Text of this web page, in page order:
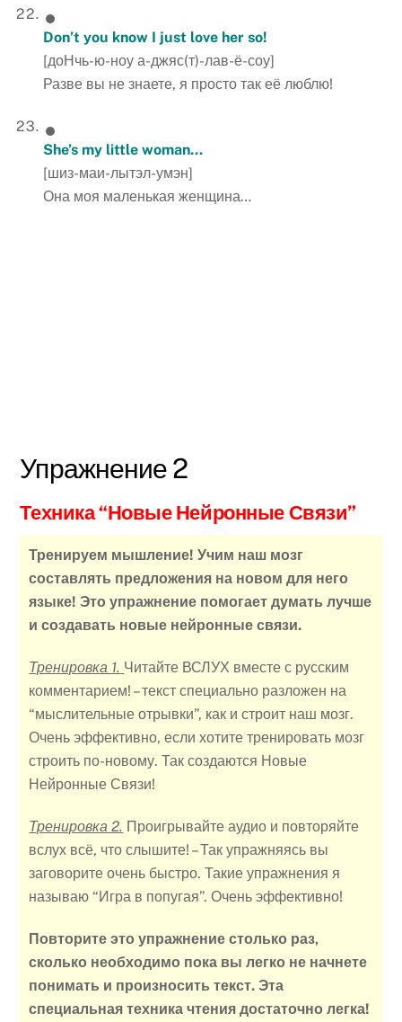
Don’t you know I just love her so!
[доНчь-ю-ноу а-джяс(т)-лав-ё-соу]
Разве вы не знаете, я просто так её люблю!
She’s my little woman…
[шиз-маи-лытэл-умэн]
Она моя маленькая женщина…
Упражнение 2
Техника “Новые Нейронные Связи”
Тренируем мышление! Учим наш мозг
составлять предложения на новом для него
языке! Это упражнение помогает думать лучше
и создавать новые нейронные связи.
Тренировка 1. Читайте ВСЛУХ вместе с русским
комментарием! – текст специально разложен на
“мыслительные отрывки”, как и строит наш мозг.
Очень эффективно, если хотите тренировать мозг
строить по-новому. Так создаются Новые
Нейронные Связи!
Тренировка 2. Проигрывайте аудио и повторяйте
вслух всё, что слышите! – Так упражняясь вы
заговорите очень быстро. Такие упражнения я
называю “Игра в попугая”. Очень эффективно!
Повторите это упражнение столько раз,
сколько необходимо пока вы легко не начнете
понимать и произносить текст.Эта
специальная техника чтения достаточно легка!